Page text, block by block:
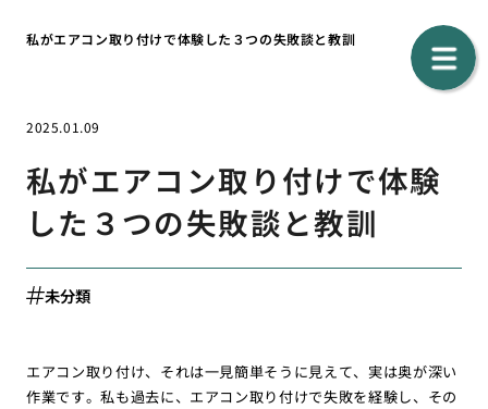
私がエアコン取り付けで体験した３つの失敗談と教訓
2025.01.09
私がエアコン取り付けで体験
した３つの失敗談と教訓
未分類
エアコン取り付け、それは一見簡単そうに見えて、実は奥が深い
作業です。私も過去に、エアコン取り付けで失敗を経験し、その